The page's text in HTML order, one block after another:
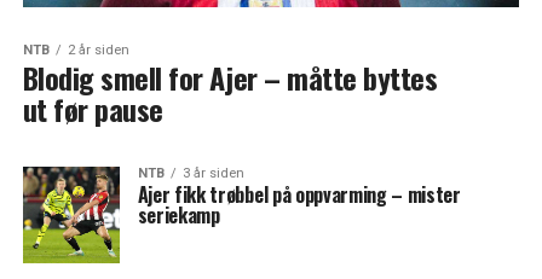
NTB 2 år siden
Blodig smell for Ajer – måtte byttes
ut før pause
NTB 3 år siden
Ajer fikk trøbbel på oppvarming – mister
seriekamp